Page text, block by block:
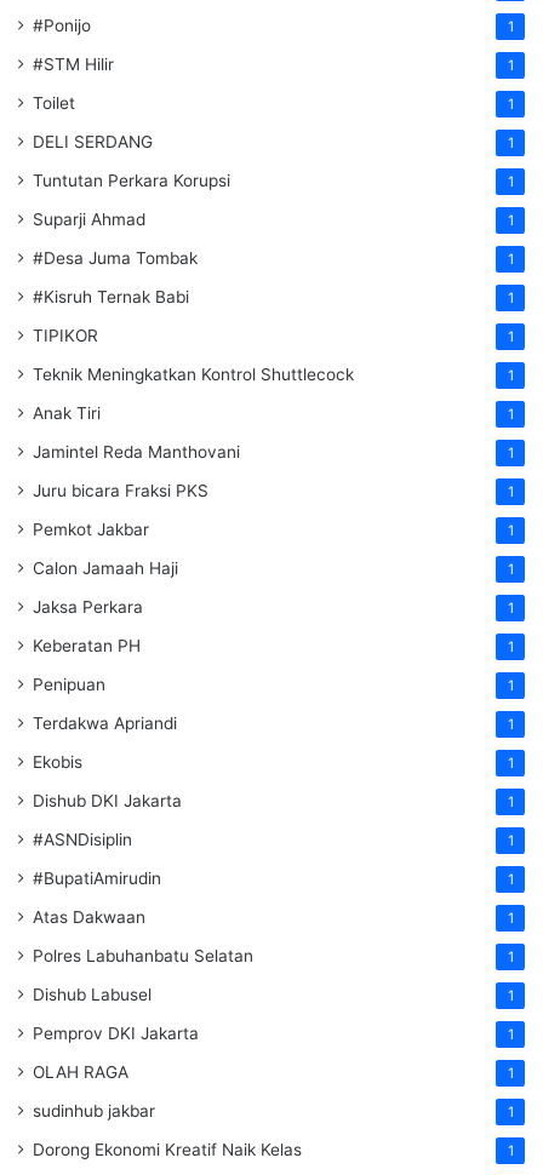
#Ponijo 1
#STM Hilir 1
Toilet 1
DELI SERDANG 1
Tuntutan Perkara Korupsi 1
Suparji Ahmad 1
#Desa Juma Tombak 1
#Kisruh Ternak Babi 1
TIPIKOR 1
Teknik Meningkatkan Kontrol Shuttlecock 1
Anak Tiri 1
Jamintel Reda Manthovani 1
Juru bicara Fraksi PKS 1
Pemkot Jakbar 1
Calon Jamaah Haji 1
Jaksa Perkara 1
Keberatan PH 1
Penipuan 1
Terdakwa Apriandi 1
Ekobis 1
Dishub DKI Jakarta 1
#ASNDisiplin 1
#BupatiAmirudin 1
Atas Dakwaan 1
Polres Labuhanbatu Selatan 1
Dishub Labusel 1
Pemprov DKI Jakarta 1
OLAH RAGA 1
sudinhub jakbar 1
Dorong Ekonomi Kreatif Naik Kelas 1